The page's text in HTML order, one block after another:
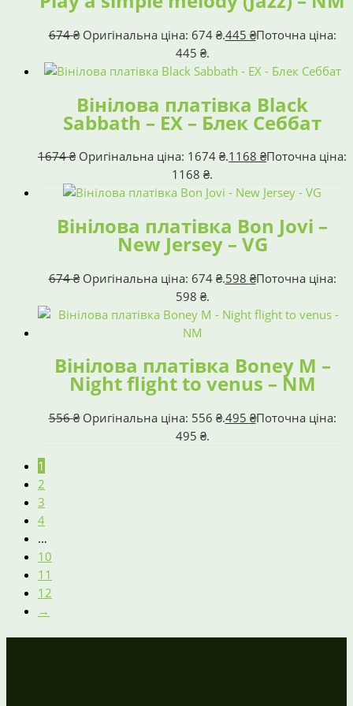
674₴ Оригінальна ціна: 674 ₴.445 ₴Поточна ціна:
445 ₴.
Вінілова платівка Black
Sabbath – EX – Блек Себбат
1674₴ Оригінальна ціна: 1674 ₴.1168 ₴Поточна ціна:
1168 ₴.
Вінілова платівка Bon Jovi –
New Jersey – VG
674₴ Оригінальна ціна: 674 ₴.598 ₴Поточна ціна:
598 ₴.
Вінілова платівка Boney M –
Night flight to venus – NM
556₴ Оригінальна ціна: 556 ₴.495 ₴Поточна ціна:
495 ₴.
1
2
3
4
…
10
11
12
→